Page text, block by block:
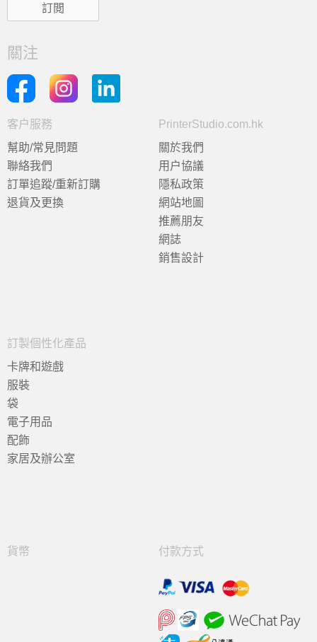
關注
客户服務
幫助/常見問題
聯絡我們
訂單追蹤/重新訂購
退貨及更換
PrinterStudio.com.hk
關於我們
用户協議
隱私政策
網站地圖
推薦朋友
網誌
銷售設計
訂製個性化產品
卡牌和遊戲
服裝
袋
電子用品
配飾
家居及辦公室
貨幣 付款方式